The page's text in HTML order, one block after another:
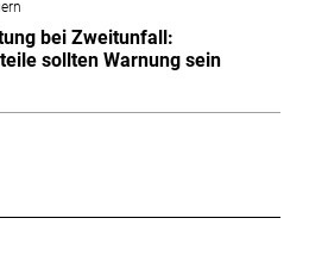
bei Zweitunfall:
sollten Warnung sein